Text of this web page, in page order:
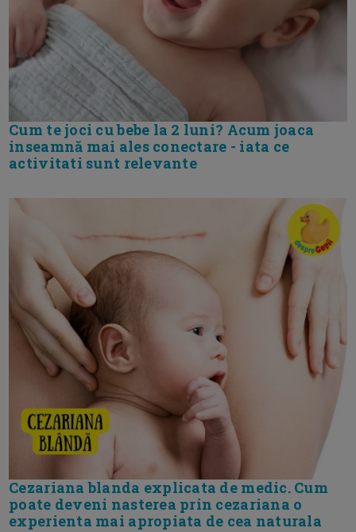
Cum te joci cu bebe la 2 luni? Acum joaca
inseamnă mai ales conectare - iata ce
activitati sunt relevante
Cezariana blanda explicata de medic. Cum
poate deveni nasterea prin cezariana o
experienta mai apropiata de cea naturala